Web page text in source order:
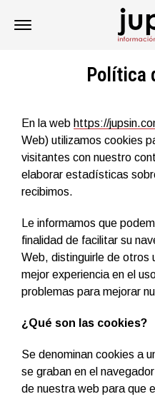
Política
En la web https://
Web) utilizamos cookies
visitantes con nuestro
elaborar estadísticas
recibimos.
Le informamos que
finalidad de facilitar su
Web, distinguirle de otros
mejor experiencia en el
problemas para mejorar
¿Qué son las cookies?
Se denominan cookies a
se graban en el
de nuestra web para que